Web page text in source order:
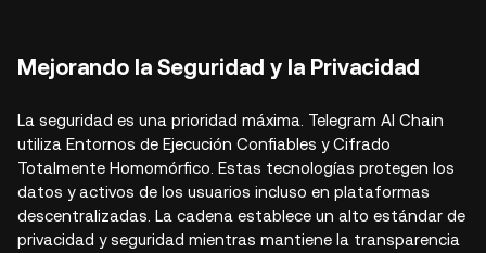
Mejorando la Seguridad y la Privacidad
La seguridad es una prioridad máxima. Telegram AI Chain
utiliza Entornos de Ejecución Confiables y Cifrado
Totalmente Homomórfico. Estas tecnologías protegen los
datos y activos de los usuarios incluso en plataformas
descentralizadas. La cadena establece un alto estándar de
privacidad y seguridad mientras mantiene la transparencia